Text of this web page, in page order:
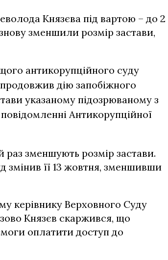
Князєва під вартою – до 2
зменшили розмір застави,
антикорупційного суду
дію запобіжного
указаному підозрюваному з
Антикорупційної
раз зменшують розмір застави.
змінив її 13 жовтня, зменшивши
керівнику Верховного Суду
Князєв скаржився, що
оплатити доступ до